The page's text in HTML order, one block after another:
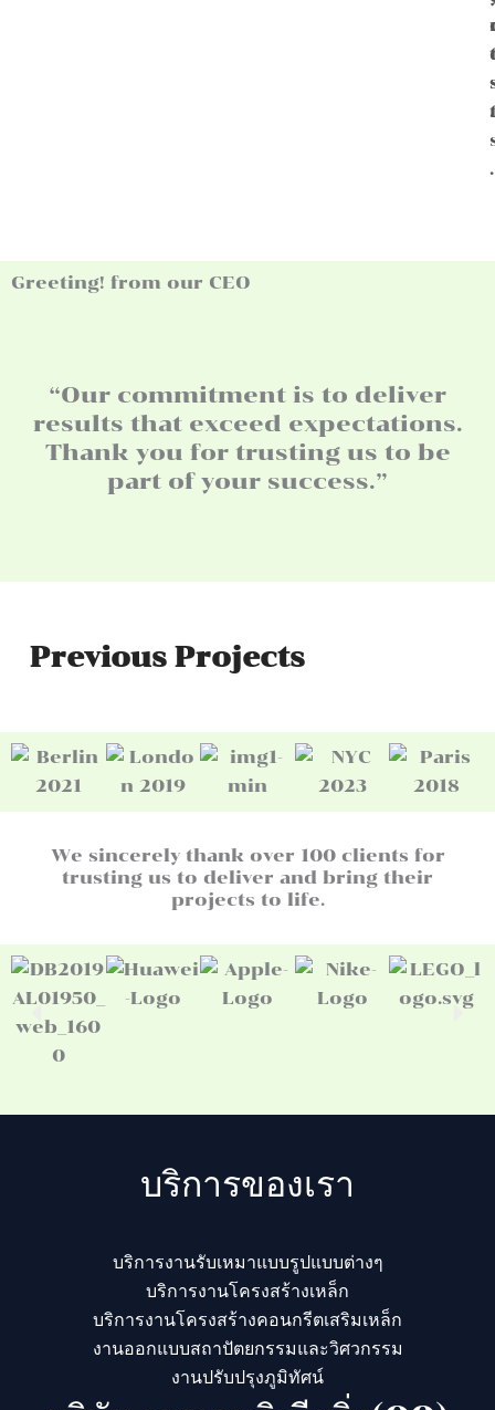
.
.
Greeting! from our CEO
“Our commitment is to deliver
results that exceed expectations.
Thank you for trusting us to be
part of your success.”
Previous Projects
We sincerely thank over 100 clients for
trusting us to deliver and bring their
projects to life.
บริการของเรา
บริการงานรับเหมาแบบรูปแบบต่างๆ
บริการงานโครงสร้างเหล็ก
บริการงานโครงสร้างคอนกรีตเสริมเหล็ก
งานออกแบบสถาปัตยกรรมและวิศวกรรม
งานปรับปรุงภูมิทัศน์